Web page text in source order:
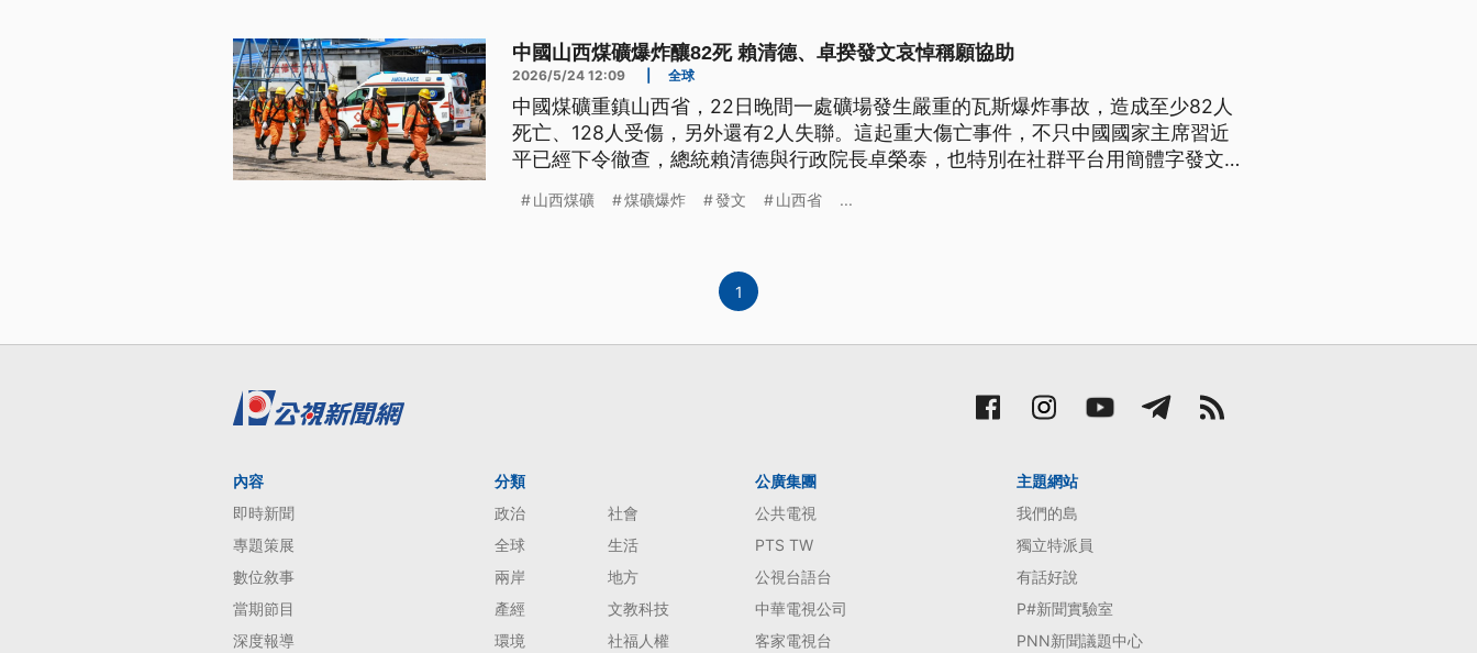
中國山西煤礦爆炸釀82死 賴清德、卓揆發文哀悼稱願協助
2026/5/24 12:09 全球
中國煤礦重鎮山西省，22日晚間一處礦場發生嚴重的瓦斯爆炸事故，造成至少82人
死亡、128人受傷，另外還有2人失聯。這起重大傷亡事件，不只中國國家主席習近
平已經下令徹查，總統賴清德與行政院長卓榮泰，也特別在社群平台用簡體字發文，
山西煤礦 煤礦爆炸 發文 山西省 ...
1
內容
即時新聞
專題策展
數位敘事
當期節目
深度報導
分類
政治
社會
全球
生活
兩岸
地方
產經
文教科技
環境
社福人權
公廣集團
公共電視
PTS TW
公視台語台
中華電視公司
客家電視台
主題網站
我們的島
獨立特派員
有話好說
P#新聞實驗室
PNN新聞議題中心